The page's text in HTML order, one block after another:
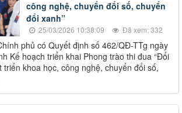
công nghệ, chuyển đổi số, chuyển
đổi xanh”
25/03/2026 10:38:09 Đã xem: 332
phủ có Quyết định số 462/QĐ-TTg ngày
Kế hoạch triển khai Phong trào thi đua “Đổi
triển khoa học, công nghệ, chuyển đổi số,